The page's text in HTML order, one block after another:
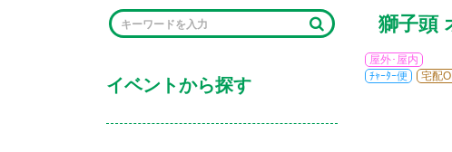
イベントから探す
獅子頭
屋外･屋内
ﾁｬｰﾀｰ便
宅配